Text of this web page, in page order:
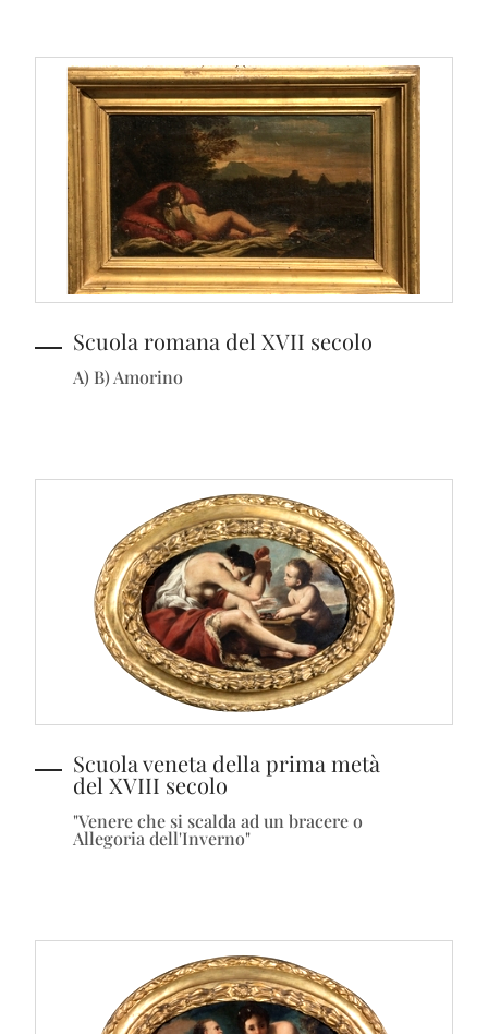
Scuola romana del XVII secolo
A) B) Amorino
Scuola veneta della prima metà
del XVIII secolo
"Venere che si scalda ad un bracere o
Allegoria dell'Inverno"